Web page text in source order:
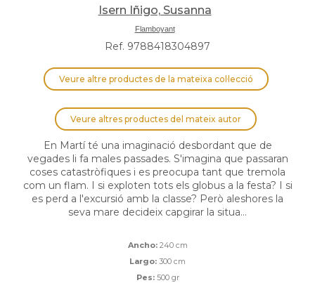
Isern Iñigo, Susanna
Flamboyant
Ref. 9788418304897
Veure altre productes de la mateixa col·lecció
Veure altres productes del mateix autor
En Martí té una imaginació desbordant que de
vegades li fa males passades. S'imagina que passaran
coses catastròfiques i es preocupa tant que tremola
com un flam. I si exploten tots els globus a la festa? I si
es perd a l'excursió amb la classe? Però aleshores la
seva mare decideix capgirar la situa...
Ancho: 240 cm
Largo: 300 cm
Pes: 500 gr